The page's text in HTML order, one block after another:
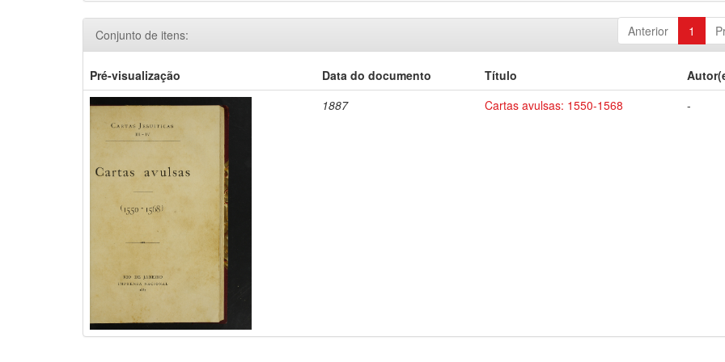
Anterior 1
Conjunto de itens:
Pré-visualização Data do documento Título
1887
Cartas avulsas: 1550-1568 -